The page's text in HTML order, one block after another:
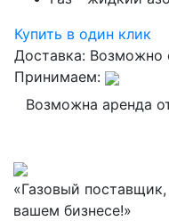
Купить в один клик
Доставка: Возможно
Принимаем:
Возможна аренда
«Газовый
вашем бизнесе!»